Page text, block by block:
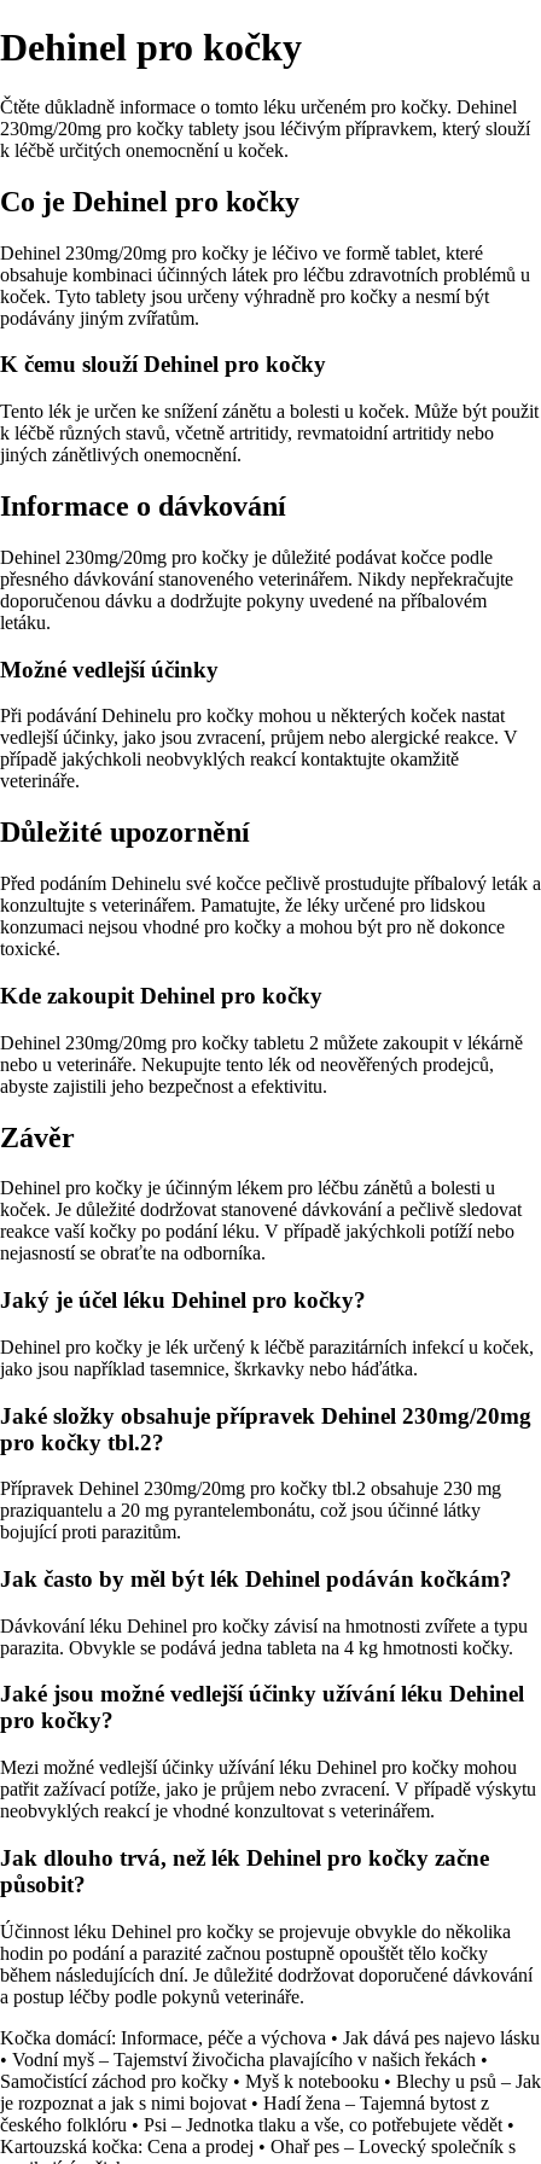
Dehinel pro kočky
Čtěte důkladně informace o tomto léku určeném pro kočky. Dehinel
230mg/20mg pro kočky tablety jsou léčivým přípravkem, který slouží
k léčbě určitých onemocnění u koček.
Co je Dehinel pro kočky
Dehinel 230mg/20mg pro kočky je léčivo ve formě tablet, které
obsahuje kombinaci účinných látek pro léčbu zdravotních problémů u
koček. Tyto tablety jsou určeny výhradně pro kočky a nesmí být
podávány jiným zvířatům.
K čemu slouží Dehinel pro kočky
Tento lék je určen ke snížení zánětu a bolesti u koček. Může být použit
k léčbě různých stavů, včetně artritidy, revmatoidní artritidy nebo
jiných zánětlivých onemocnění.
Informace o dávkování
Dehinel 230mg/20mg pro kočky je důležité podávat kočce podle
přesného dávkování stanoveného veterinářem. Nikdy nepřekračujte
doporučenou dávku a dodržujte pokyny uvedené na příbalovém
letáku.
Možné vedlejší účinky
Při podávání Dehinelu pro kočky mohou u některých koček nastat
vedlejší účinky, jako jsou zvracení, průjem nebo alergické reakce. V
případě jakýchkoli neobvyklých reakcí kontaktujte okamžitě
veterináře.
Důležité upozornění
Před podáním Dehinelu své kočce pečlivě prostudujte příbalový leták a
konzultujte s veterinářem. Pamatujte, že léky určené pro lidskou
konzumaci nejsou vhodné pro kočky a mohou být pro ně dokonce
toxické.
Kde zakoupit Dehinel pro kočky
Dehinel 230mg/20mg pro kočky tabletu 2 můžete zakoupit v lékárně
nebo u veterináře. Nekupujte tento lék od neověřených prodejců,
abyste zajistili jeho bezpečnost a efektivitu.
Závěr
Dehinel pro kočky je účinným lékem pro léčbu zánětů a bolesti u
koček. Je důležité dodržovat stanovené dávkování a pečlivě sledovat
reakce vaší kočky po podání léku. V případě jakýchkoli potíží nebo
nejasností se obraťte na odborníka.
Jaký je účel léku Dehinel pro kočky?
Dehinel pro kočky je lék určený k léčbě parazitárních infekcí u koček,
jako jsou například tasemnice, škrkavky nebo háďátka.
Jaké složky obsahuje přípravek Dehinel 230mg/20mg
pro kočky tbl.2?
Přípravek Dehinel 230mg/20mg pro kočky tbl.2 obsahuje 230 mg
praziquantelu a 20 mg pyrantelembonátu, což jsou účinné látky
bojující proti parazitům.
Jak často by měl být lék Dehinel podáván kočkám?
Dávkování léku Dehinel pro kočky závisí na hmotnosti zvířete a typu
parazita. Obvykle se podává jedna tableta na 4 kg hmotnosti kočky.
Jaké jsou možné vedlejší účinky užívání léku Dehinel
pro kočky?
Mezi možné vedlejší účinky užívání léku Dehinel pro kočky mohou
patřit zažívací potíže, jako je průjem nebo zvracení. V případě výskytu
neobvyklých reakcí je vhodné konzultovat s veterinářem.
Jak dlouho trvá, než lék Dehinel pro kočky začne
působit?
Účinnost léku Dehinel pro kočky se projevuje obvykle do několika
hodin po podání a parazité začnou postupně opouštět tělo kočky
během následujících dní. Je důležité dodržovat doporučené dávkování
a postup léčby podle pokynů veterináře.
Kočka domácí: Informace, péče a výchova • Jak dává pes najevo lásku
• Vodní myš – Tajemství živočicha plavajícího v našich řekách •
Samočistící záchod pro kočky • Myš k notebooku • Blechy u psů – Jak
je rozpoznat a jak s nimi bojovat • Hadí žena – Tajemná bytost z
českého folklóru • Psi – Jednotka tlaku a vše, co potřebujete vědět •
Kartouzská kočka: Cena a prodej • Ohař pes – Lovecký společník s